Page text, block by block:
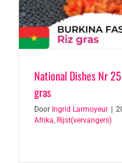
National Dishes Nr
gras
Door Ingrid Larmoyeur
Afrika, Rijst(vervangers)